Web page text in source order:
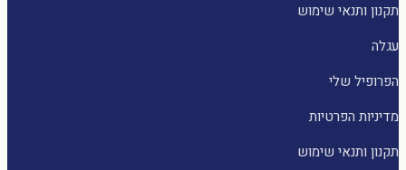
תקנון ותנאי שימוש
עגלה
הפרופיל שלי
מדיניות הפרטיות
תקנון ותנאי שימוש